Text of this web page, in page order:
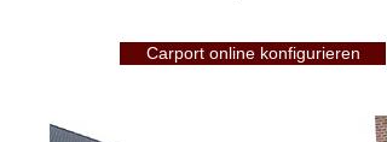
Carport online konfigurieren